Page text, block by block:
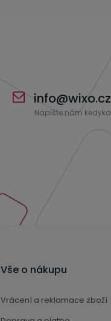
info@wixo.cz
Vše o nákupu
Vrácení a reklamace zboží